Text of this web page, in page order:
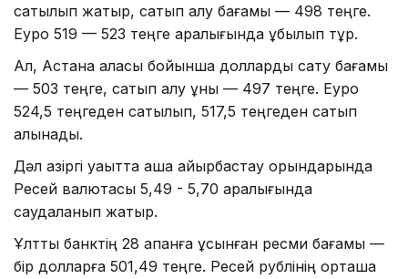
сатылып жатыр, сатып алу бағамы — 498 теңге.
Еуро 519 — 523 теңге аралығында құбылып тұр.
Ал, Астана қаласы бойынша долларды сату бағамы
— 503 теңге, сатып алу құны — 497 теңге. Еуро
524,5 теңгеден сатылып, 517,5 теңгеден сатып
алынады.
Дәл қазіргі уақытта ақша айырбастау орындарында
Ресей валютасы 5,49 - 5,70 аралығында
саудаланып жатыр.
Ұлттық банктің 28 ақпанға ұсынған ресми бағамы —
бір долларға 501,49 теңге. Ресей рублінің орташа